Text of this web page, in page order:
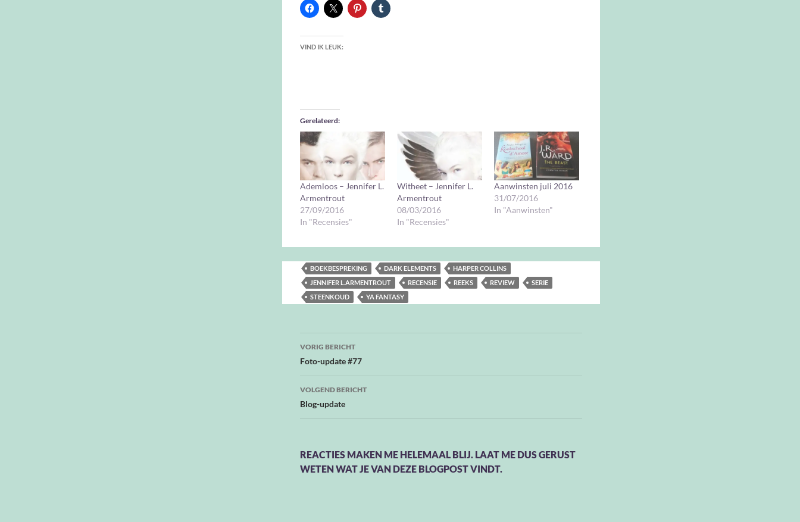
VIND IK LEUK:
Gerelateerd
Ademloos – Jennifer L.
Armentrout
27/09/2016
In "Recensies"
Witheet – Jennifer L.
Armentrout
08/03/2016
In "Recensies"
Aanwinsten juli 2016
31/07/2016
In "Aanwinsten"
BOEKBESPREKING DARK ELEMENTS
HARPER COLLINS
JENNIFER L.ARMENTROUT
RECENSIE REEKS REVIEW
SERIE
STEENKOUD
YA FANTASY
Bericht
navigatie
VORIG BERICHT
Foto-update #77
VOLGEND BERICHT
Blog-update
REACTIES MAKEN ME HELEMAAL BLIJ. LAAT ME DUS GERUST
WETEN WAT JE VAN DEZE BLOGPOST VINDT.